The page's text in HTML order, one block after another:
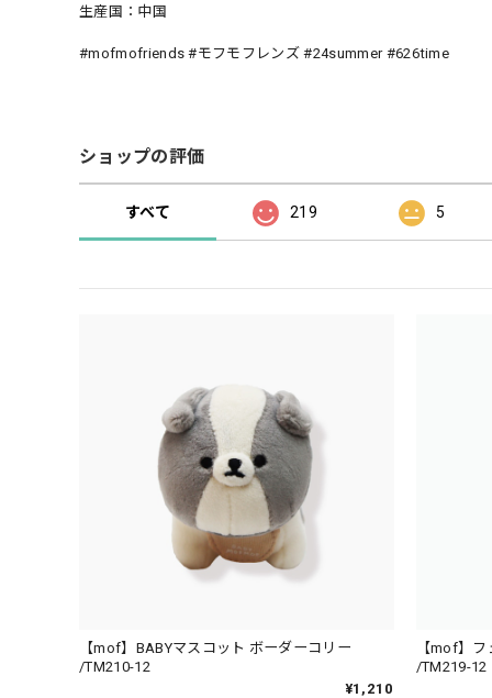
生産国：中国
#mofmofriends #モフモフレンズ #24summer #626time
ショップの評価
すべて 219 5
【mof】BABYマスコット ボーダーコリー
/TM210-12
¥1,210
【mof】
/TM219-12